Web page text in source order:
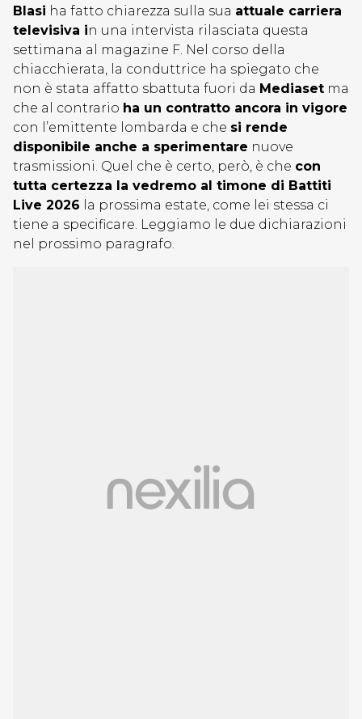
Blasi ha fatto chiarezza sulla sua attuale carriera
televisiva in una intervista rilasciata questa
settimana al magazine F. Nel corso della
chiacchierata, la conduttrice ha spiegato che
non è stata affatto sbattuta fuori da Mediaset ma
che al contrario ha un contratto ancora in vigore
con l’emittente lombarda e che si rende
disponibile anche a sperimentare nuove
trasmissioni. Quel che è certo, però, è che con
tutta certezza la vedremo al timone di Battiti
Live 2026 la prossima estate, come lei stessa ci
tiene a specificare. Leggiamo le due dichiarazioni
nel prossimo paragrafo.